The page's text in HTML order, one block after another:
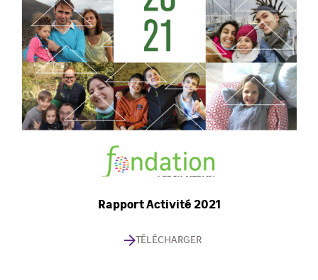
Rapport Activité 2021
TÉLÉCHARGER